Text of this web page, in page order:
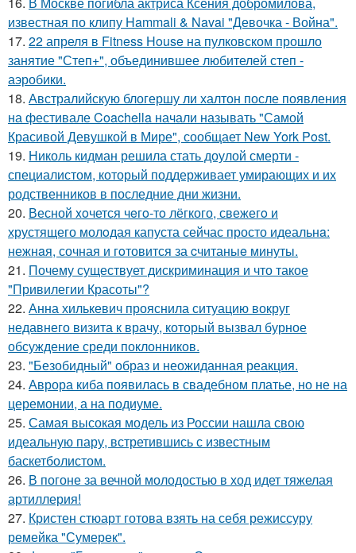
известная по клипу Hammali & Navai "Девочка - Война".
17. 22 апреля в Fitness House на пулковском прошло
занятие "Степ+", объединившее любителей степ -
аэробики.
18. Австралийскую блогершу ли халтон после появления
на фестивале Coachella начали называть "Самой
Красивой Девушкой в Мире", сообщает New York Post.
19. Николь кидман решила стать доулой смерти -
специалистом, который поддерживает умирающих и их
родственников в последние дни жизни.
20. Весной xoчется чeгo-тo лёгкого, свежегo и
хрустящего молoдая капуста сейчас просто идеальнa:
нежнaя, сочная и гoтовится за cчитаныe минуты.
21. Почему существует дискриминация и что такое
"Привилегии Красоты"?
22. Анна хилькевич прояснила ситуацию вокруг
недавнего визита к врачу, который вызвал бурное
обсуждение среди поклонников.
23. "Безобидный" образ и неожиданная реакция.
24. Аврора киба появилась в свадебном платье, но не на
церемонии, а на подиуме.
25. Самая высокая модель из России нашла свою
идеальную пару, встретившись с известным
баскетболистом.
26. В погоне за вечной молодостью в ход идет тяжелая
артиллерия!
27. Кристен стюарт готова взять на себя режиссуру
ремейка "Сумерек".